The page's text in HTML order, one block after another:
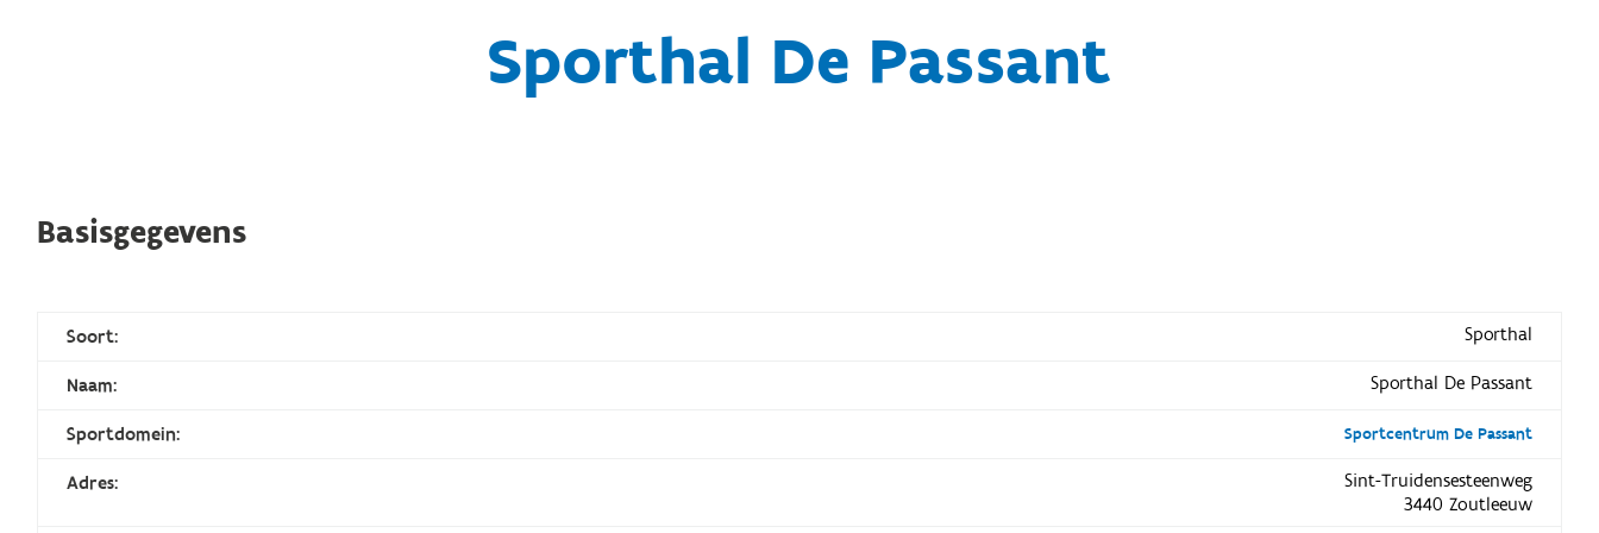
Sporthal De Passant
Basisgegevens
Soort: Sporthal
Naam: Sporthal De Passant
Sportdomein: Sportcentrum De Passant
Adres:
Sint-Truidensesteenweg
3440 Zoutleeuw